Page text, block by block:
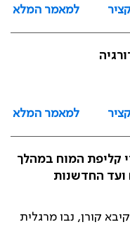
למאמר המלא
למאמר המלא
קליפת המוח במהלך
ועד החדשנות
קורן, נבו מרגלית